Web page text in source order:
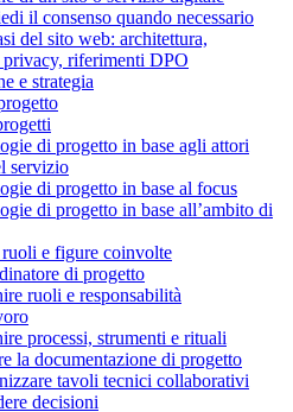
il consenso quando necessario
del sito web: architettura,
riferimenti DPO
e strategia
di progetto in base agli attori
servizio
di progetto in base al focus
di progetto in base all’ambito di
e figure coinvolte
di progetto
ruoli e responsabilità
processi, strumenti e rituali
la documentazione di progetto
tavoli tecnici collaborativi
decisioni